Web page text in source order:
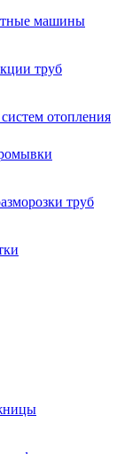
машины
труб
отопления
труб